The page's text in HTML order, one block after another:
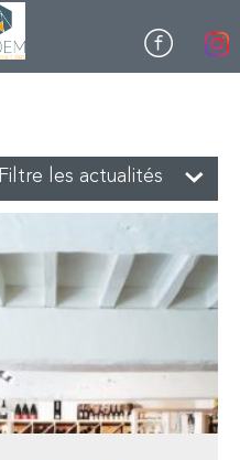
Filtre les actualités